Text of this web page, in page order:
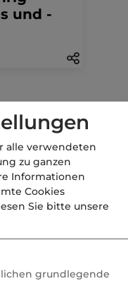
und -
03.08.2026
mit
alle verwendeten
zu ganzen
Informationen
Cookies
Sie bitte unsere
grundlegende